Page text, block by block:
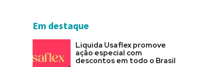
Em destaque
Liquida Usaflex promove
ação especial com
descontos em todo o Brasil